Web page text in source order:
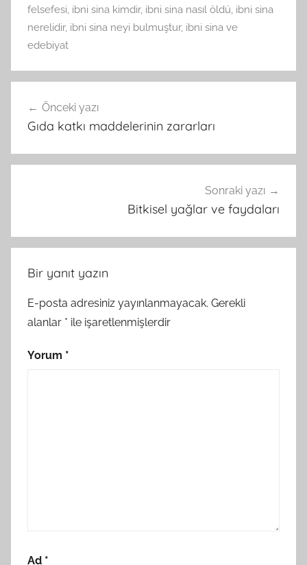
felsefesi, ibni sina kimdir, ibni sina nasıl öldü, ibni sina
nerelidir, ibni sina neyi bulmuştur, ibni sina ve
edebiyat
gezinmesi
Önceki yazı
Gıda katkı maddelerinin zararları
Sonraki yazı
Bitkisel yağlar ve faydaları
Bir yanıt yazın
E-posta adresiniz yayınlanmayacak. Gerekli
alanlar * ile işaretlenmişlerdir
Yorum *
Ad *